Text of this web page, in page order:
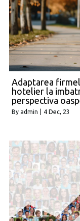
Adaptarea
hotelier la
perspectiva
By admin 4 Dec, 23